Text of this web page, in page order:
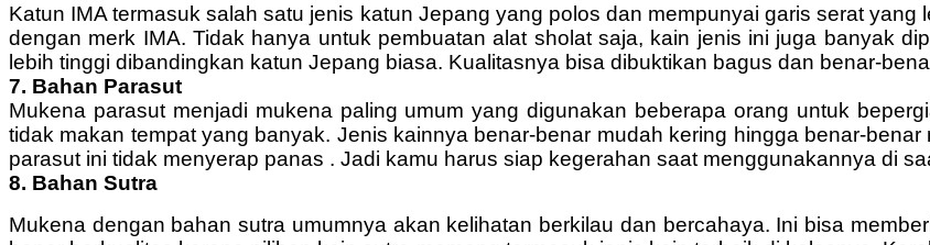
Katun IMA termasuk salah satu jenis katun Jepang yang polos dan mempunyai garis serat
dengan merk IMA. Tidak hanya untuk pembuatan alat sholat saja, kain jenis ini juga banyak
lebih tinggi dibandingkan katun Jepang biasa. Kualitasnya bisa dibuktikan bagus dan benar-
7. Bahan Parasut
Mukena parasut menjadi mukena paling umum yang digunakan beberapa orang untuk
tidak makan tempat yang banyak. Jenis kainnya benar-benar mudah kering hingga benar-
parasut ini tidak menyerap panas . Jadi kamu harus siap kegerahan saat menggunakannya di
8. Bahan Sutra
Mukena dengan bahan sutra umumnya akan kelihatan berkilau dan bercahaya. Ini bisa